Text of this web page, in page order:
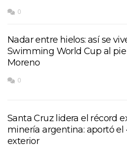
0
Nadar entre hielos: así se
Swimming World Cup al
Moreno
0
Santa Cruz lidera el récord
minería argentina: aportó el
exterior